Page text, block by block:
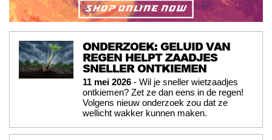
ONDERZOEK: GELUID VAN
REGEN HELPT ZAADJES
SNELLER ONTKIEMEN
11 mei 2026 - Wil je sneller wietzaadjes
ontkiemen? Zet ze dan eens in de regen!
Volgens nieuw onderzoek zou dat ze
wellicht wakker kunnen maken.